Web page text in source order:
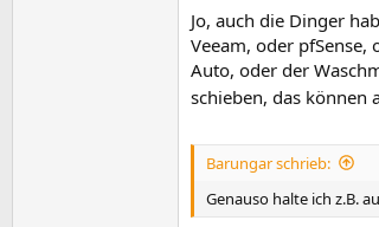
Jo, auch die Dinger
Veeam, oder
Auto, oder der
schieben, das können
Barungar schrieb:
Genauso halte ich z.B.